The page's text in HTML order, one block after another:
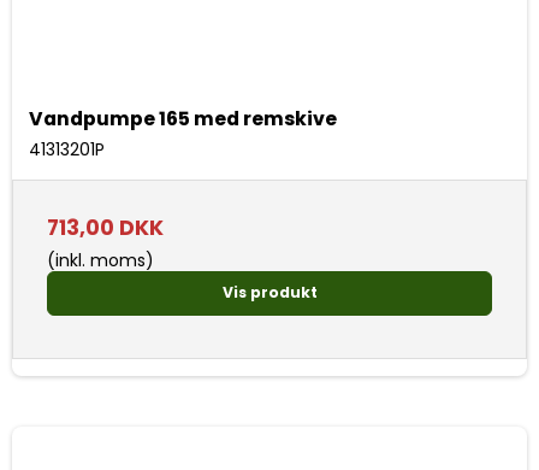
Vandpumpe 165 med remskive
41313201P
713,00 DKK
(inkl. moms)
Vis produkt